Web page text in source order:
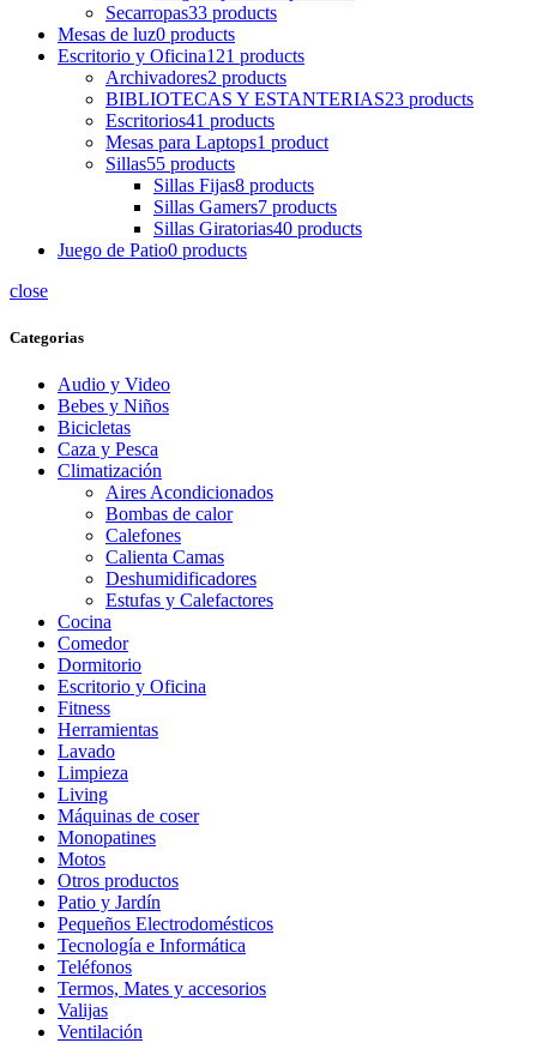
Secarropas33 products
Mesas de luz0 products
Escritorio y Oficina121 products
Archivadores2 products
BIBLIOTECAS Y ESTANTERIAS23 products
Escritorios41 products
Mesas para Laptops1 product
Sillas55 products
Sillas Fijas8 products
Sillas Gamers7 products
Sillas Giratorias40 products
Juego de Patio0 products
close
Categorias
Audio y Video
Bebes y Niños
Bicicletas
Caza y Pesca
Climatización
Aires Acondicionados
Bombas de calor
Calefones
Calienta Camas
Deshumidificadores
Estufas y Calefactores
Cocina
Comedor
Dormitorio
Escritorio y Oficina
Fitness
Herramientas
Lavado
Limpieza
Living
Máquinas de coser
Monopatines
Motos
Otros productos
Patio y Jardín
Pequeños Electrodomésticos
Tecnología e Informática
Teléfonos
Termos, Mates y accesorios
Valijas
Ventilación